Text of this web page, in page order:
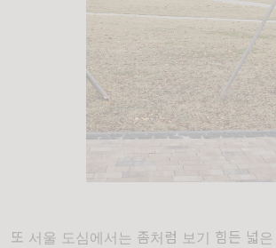
또 서울 도심에서는 좀처럼 보기 힘든 넓